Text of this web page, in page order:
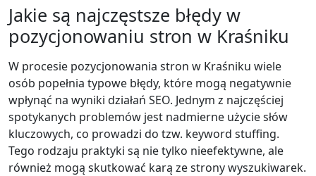
Jakie są najczęstsze błędy w
pozycjonowaniu stron w Kraśniku
W procesie pozycjonowania stron w Kraśniku wiele
osób popełnia typowe błędy, które mogą negatywnie
wpłynąć na wyniki działań SEO. Jednym z najczęściej
spotykanych problemów jest nadmierne użycie słów
kluczowych, co prowadzi do tzw. keyword stuffing.
Tego rodzaju praktyki są nie tylko nieefektywne, ale
również mogą skutkować karą ze strony wyszukiwarek.